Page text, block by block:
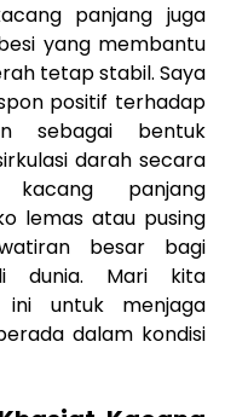
panjang juga
yang membantu
tetap stabil. Saya
positif terhadap
sebagai bentuk
darah secara
kacang panjang
lemas atau pusing
besar bagi
dunia. Mari kita
ini untuk menjaga
dalam kondisi